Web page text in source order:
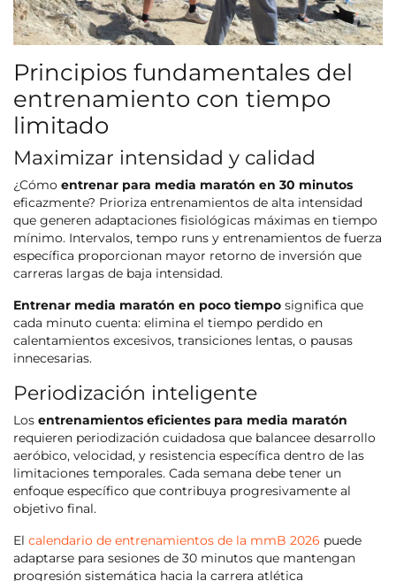
Principios fundamentales del
entrenamiento con tiempo
limitado
Maximizar intensidad y calidad
¿Cómo entrenar para media maratón en 30 minutos
eficazmente? Prioriza entrenamientos de alta intensidad
que generen adaptaciones fisiológicas máximas en tiempo
mínimo. Intervalos, tempo runs y entrenamientos de fuerza
específica proporcionan mayor retorno de inversión que
carreras largas de baja intensidad.
Entrenar media maratón en poco tiempo significa que
cada minuto cuenta: elimina el tiempo perdido en
calentamientos excesivos, transiciones lentas, o pausas
innecesarias.
Periodización inteligente
Los entrenamientos eficientes para media maratón
requieren periodización cuidadosa que balancee desarrollo
aeróbico, velocidad, y resistencia específica dentro de las
limitaciones temporales. Cada semana debe tener un
enfoque específico que contribuya progresivamente al
objetivo final.
El calendario de entrenamientos de la mmB 2026 puede
adaptarse para sesiones de 30 minutos que mantengan
progresión sistemática hacia la carrera atlética